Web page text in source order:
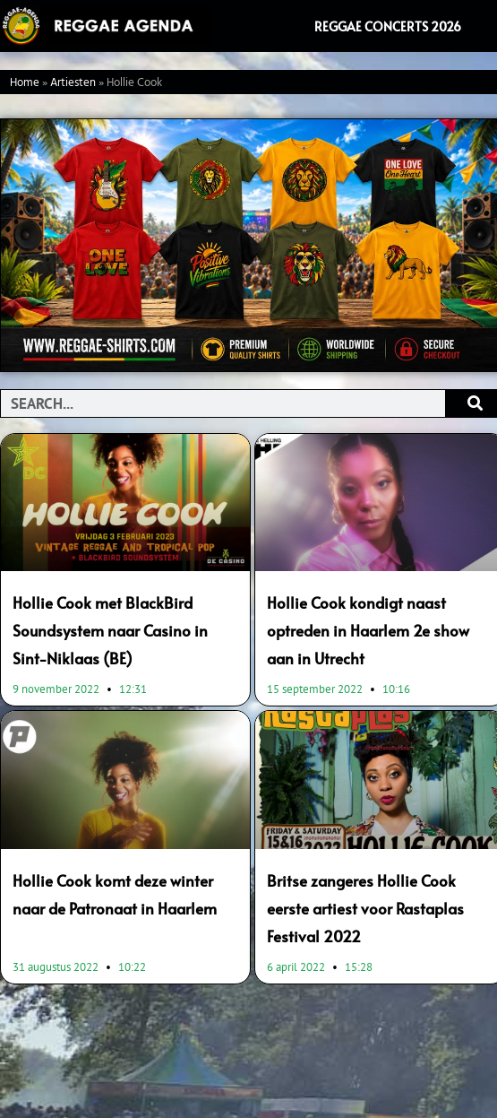
Ga
naar
de
inhoud
REGGAE CONCERTS 2026
Home»Artiesten»Hollie Cook
Search
Hollie Cook met BlackBird
Soundsystem naar Casino in
Sint-Niklaas (BE)
9 november 2022 12:31
Hollie Cook kondigt naast
optreden in Haarlem 2e show
aan in Utrecht
15 september 2022 10:16
Hollie Cook komt deze winter
naar de Patronaat in Haarlem
31 augustus 2022 10:22
Britse zangeres Hollie Cook
eerste artiest voor Rastaplas
Festival 2022
6 april 2022 15:28